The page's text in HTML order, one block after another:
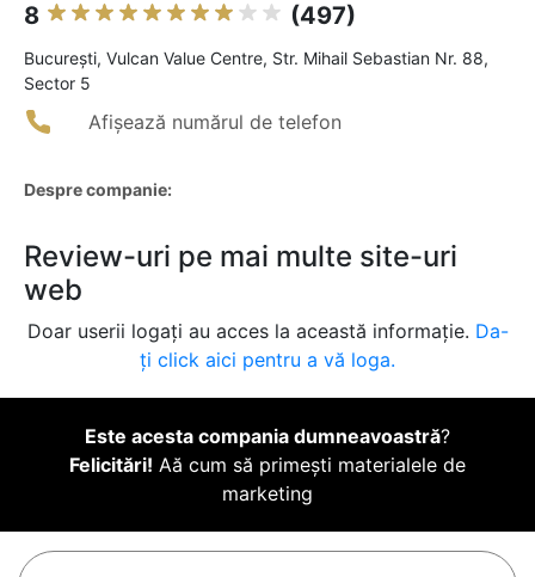
8 (497)
Bucureşti, Vulcan Value Centre, Str. Mihail Sebastian Nr. 88,
Sector 5
Afișează numărul de telefon
Despre companie:
Review-uri pe mai multe site-uri
web
Doar userii logați au acces la această informație. Da-
ți click aici pentru a vă loga.
Este acesta compania dumneavoastră?
Felicitări! Aă cum să primești materialele de
marketing